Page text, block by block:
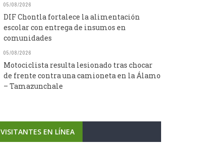
05/08/2026
DIF Chontla fortalece la alimentación
escolar con entrega de insumos en
comunidades
05/08/2026
Motociclista resulta lesionado tras chocar
de frente contra una camioneta en la Álamo
– Tamazunchale
VISITANTES EN LÍNEA